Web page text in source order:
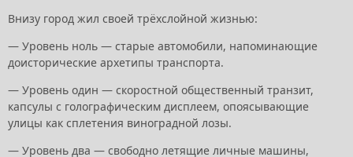
Внизу город жил своей трёхслойной жизнью:
— Уровень ноль — старые автомобили, напоминающие
доисторические архетипы транспорта.
— Уровень один — скоростной общественный транзит,
капсулы с голографическим дисплеем, опоясывающие
улицы как сплетения виноградной лозы.
— Уровень два — свободно летящие личные машины,